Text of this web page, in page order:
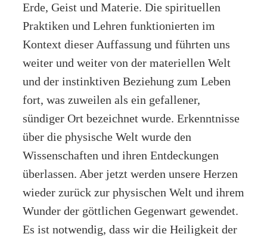
Erde, Geist und Materie. Die spirituellen
Praktiken und Lehren funktionierten im
Kontext dieser Auffassung und führten uns
weiter und weiter von der materiellen Welt
und der instinktiven Beziehung zum Leben
fort, was zuweilen als ein gefallener,
sündiger Ort bezeichnet wurde. Erkenntnisse
über die physische Welt wurde den
Wissenschaften und ihren Entdeckungen
überlassen. Aber jetzt werden unsere Herzen
wieder zurück zur physischen Welt und ihrem
Wunder der göttlichen Gegenwart gewendet.
Es ist notwendig, dass wir die Heiligkeit der